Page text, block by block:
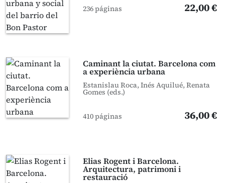
236 páginas 22,00 €
Caminant la ciutat. Barcelona com
a experiència urbana
Estanislau Roca, Inés Aquilué, Renata
Gomes (eds.)
410 páginas 36,00 €
Elias Rogent i Barcelona.
Arquitectura, patrimoni i
restauració